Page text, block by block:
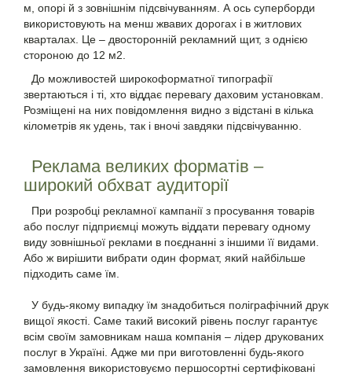
м, опорі й з зовнішнім підсвічуванням. А ось суперборди
використовують на менш жвавих дорогах і в житлових
кварталах. Це – двосторонній рекламний щит, з однією
стороною до 12 м2.
До можливостей широкоформатної типографії
звертаються і ті, хто віддає перевагу даховим установкам.
Розміщені на них повідомлення видно з відстані в кілька
кілометрів як удень, так і вночі завдяки підсвічуванню.
Реклама великих форматів –
широкий обхват аудиторії
При розробці рекламної кампанії з просування товарів
або послуг підприємці можуть віддати перевагу одному
виду зовнішньої реклами в поєднанні з іншими її видами.
Або ж вирішити вибрати один формат, який найбільше
підходить саме їм.
У будь-якому випадку їм знадобиться поліграфічний друк
вищої якості. Саме такий високий рівень послуг гарантує
всім своїм замовникам наша компанія – лідер друкованих
послуг в Україні. Адже ми при виготовленні будь-якого
замовлення використовуємо першосортні сертифіковані